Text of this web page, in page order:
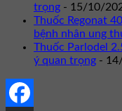
trọng - 15/10/
Thuốc Regonat
bệnh nhân ung
Thuốc Parlodel
ý quan trọng -